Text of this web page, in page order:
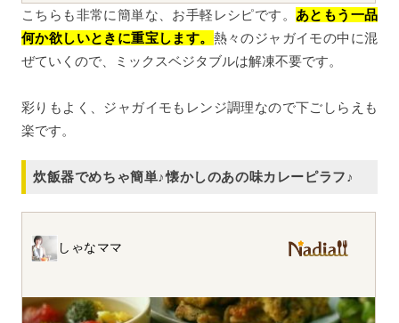
こちらも非常に簡単な、お手軽レシピです。 あともう一品
何か欲しいときに重宝します。 熱々のジャガイモの中に混
ぜていくので、ミックスベジタブルは解凍不要です。
彩りもよく、ジャガイモもレンジ調理なので下ごしらえも
楽です。
炊飯器でめちゃ簡単♪懐かしのあの味カレーピラフ♪
しゃなママ